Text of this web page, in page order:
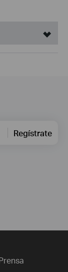
Regístrate